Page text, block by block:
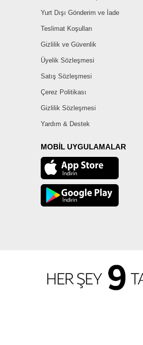
Yurt Dışı Gönderim ve İade
Teslimat Koşulları
Gizlilik ve Güvenlik
Üyelik Sözleşmesi
Satış Sözleşmesi
Çerez Politikası
Gizlilik Sözleşmesi
Yardım & Destek
MOBİL UYGULAMALAR